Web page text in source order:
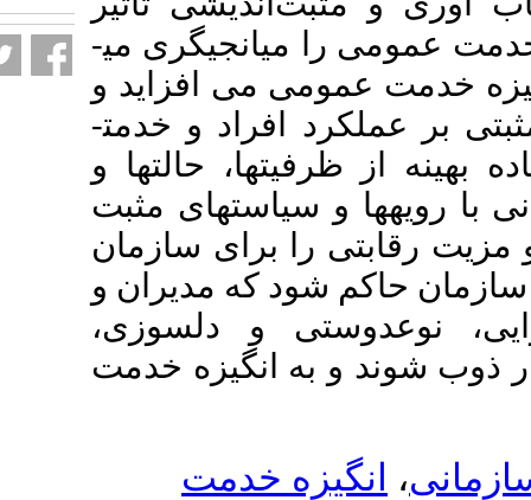
میانجی­گری می­
می افزاید و
افراد و خدمت­
‌حالت­ها و
و سیاست­های مثبت
را برای سازمان
شود که مدیران و
و دلسوزی،
به انگیزه خدمت
خدمت